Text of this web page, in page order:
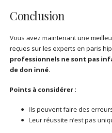
Conclusion
Vous avez maintenant une
reçues sur les experts en paris
professionnels ne sont pas
de don inné.
Points à considérer :
Ils peuvent faire des
Leur réussite n’est pas